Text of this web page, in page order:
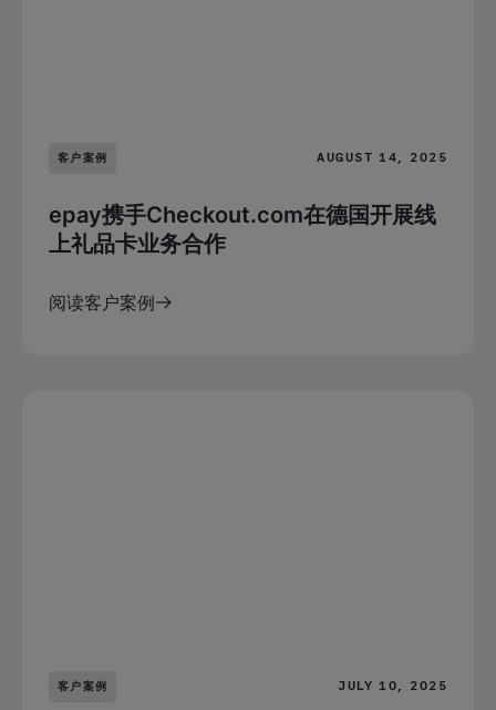
客户案例 AUGUST 14, 2025
epay携手Checkout.com在德国开展线
上礼品卡业务合作
阅读客户案例
客户案例 JULY 10, 2025